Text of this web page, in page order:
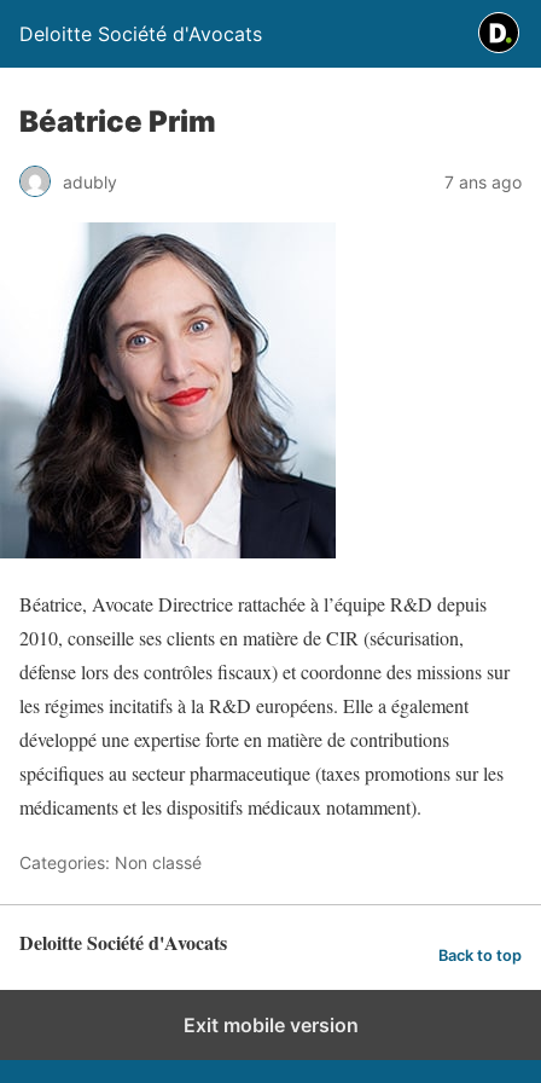
Deloitte Société d'Avocats
Béatrice Prim
adubly 7 ans ago
Béatrice, Avocate Directrice rattachée à l’équipe R&D depuis
2010, conseille ses clients en matière de CIR (sécurisation,
défense lors des contrôles fiscaux) et coordonne des missions sur
les régimes incitatifs à la R&D européens. Elle a également
développé une expertise forte en matière de contributions
spécifiques au secteur pharmaceutique (taxes promotions sur les
médicaments et les dispositifs médicaux notamment).
Categories: Non classé
Deloitte Société d'Avocats Back to top
Exit mobile version